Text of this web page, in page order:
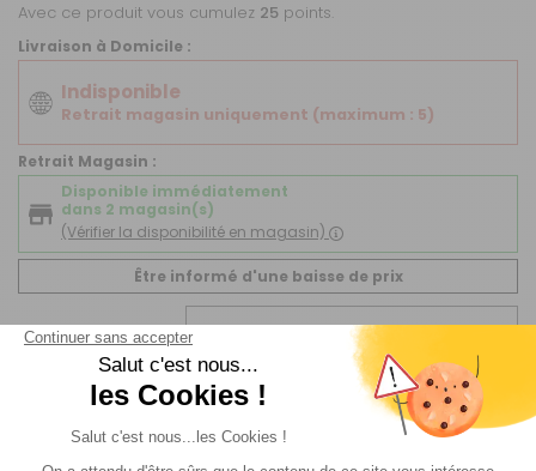
Avec ce produit vous cumulez 25 points.
Livraison à Domicile :
Indisponible
Retrait magasin uniquement (maximum : 5)
Retrait Magasin :
Disponible immédiatement
dans 2 magasin(s)
(Vérifier la disponibilité en magasin)
Être informé d'une baisse de prix
Quantité
AJOUTER AU PANIER
Sur commande